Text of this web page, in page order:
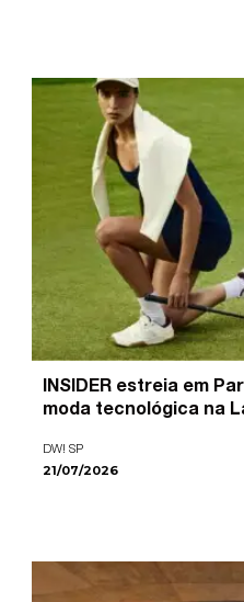
INSIDER estreia em
moda tecnológica na
DW! SP
21/07/2026